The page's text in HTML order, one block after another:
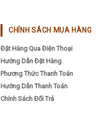
CHÍNH SÁCH MUA HÀNG
Đặt Hàng Qua Điện Thoại
Hướng Dẫn Đặt Hàng
Phương Thức Thanh Toán
Hướng Dẫn Thanh Toán
Chính Sách Đổi Trả